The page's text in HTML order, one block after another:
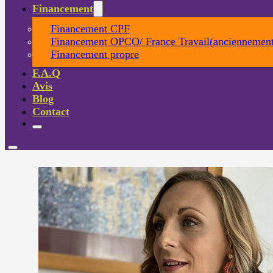
Financement
Financement CPF
Financement OPCO/ France
Financement propre
F.A.Q
Avis
Blog
Contact